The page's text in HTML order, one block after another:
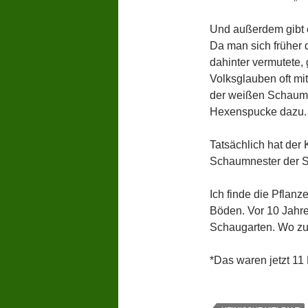
Und außerdem gibt
Da man sich früher
dahinter vermutete,
Volksglauben oft
der weißen
Hexenspucke dazu.
Tatsächlich hat der
Schaumnester der
Ich finde die
Böden. Vor 10
Schaugarten. Wo
*Das waren jetzt